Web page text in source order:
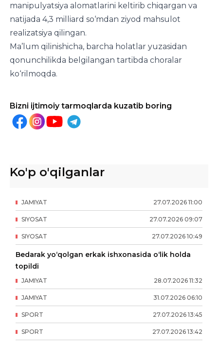
manipulyatsiya alomatlarini keltirib chiqargan va
natijada 4,3 milliard so‘mdan ziyod mahsulot
realizatsiya qilingan.
Ma’lum qilinishicha, barcha holatlar yuzasidan
qonunchilikda belgilangan tartibda choralar
ko‘rilmoqda.
Bizni ijtimoiy tarmoqlarda kuzatib boring
Ko'p o'qilganlar
27.07.2026 11:00
JAMIYAT
27.07.2026 09:07
SIYOSAT
27.07.2026 10:49
SIYOSAT
Bedarak yo‘qolgan erkak ishxonasida o‘lik holda
topildi
28.07.2026 11:32
JAMIYAT
31.07.2026 06:10
JAMIYAT
27.07.2026 13:45
SPORT
27.07.2026 13:42
SPORT